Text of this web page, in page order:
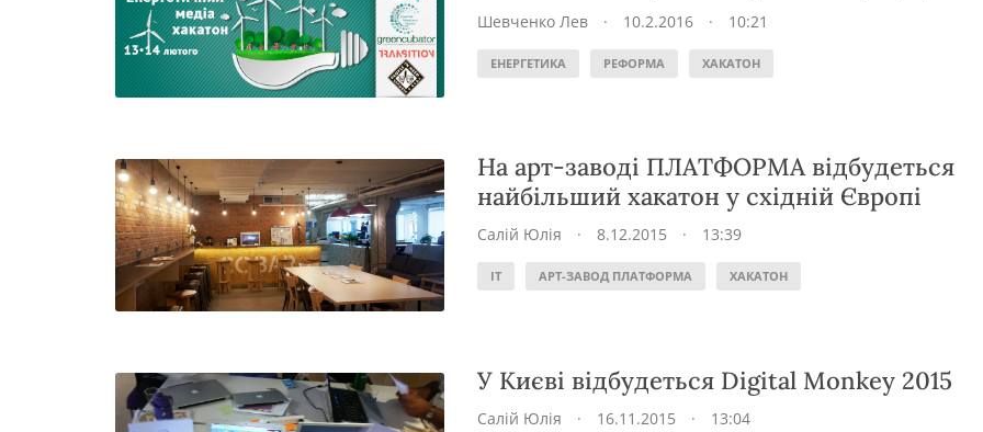
Шевченко Лев · 10.2.2016 · 10:21
ЕНЕРГЕТИКА РЕФОРМА ХАКАТОН
На арт-заводі ПЛАТФОРМА відбудеться
найбільший хакатон у східній Європі
Салій Юлія · 8.12.2015 · 13:39
IT АРТ-ЗАВОД ПЛАТФОРМА ХАКАТОН
У Києві відбудеться Digital Monkey 2015
Салій Юлія · 16.11.2015 · 13:04